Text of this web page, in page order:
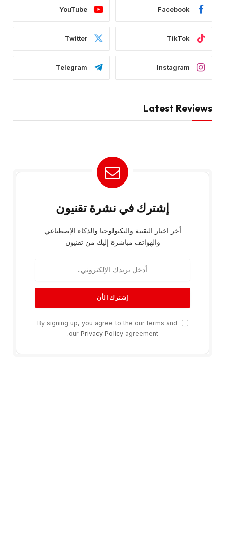
Facebook
YouTube
TikTok
Twitter
Instagram
Telegram
Latest Reviews
إشترك في نشرة تقنيون
أخر اخبار التقنية والتكنولوجيا والذكاء الإصطناعي
والهواتف مباشرة إليك من تقنيون
By signing up, you agree to the our terms and
our Privacy Policyagreement.